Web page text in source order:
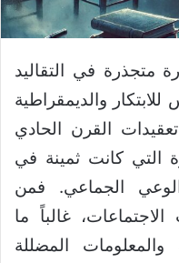
متجذرة في التقاليد
والديمقراطية
القرن الحادي
التي كانت ثمينة في
الجماعي. فمن
غالباً ما
والمعلومات المضللة